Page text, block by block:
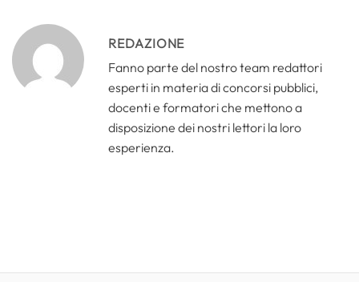
REDAZIONE
Fanno parte del nostro team redattori
esperti in materia di concorsi pubblici,
docenti e formatori che mettono a
disposizione dei nostri lettori la loro
esperienza.